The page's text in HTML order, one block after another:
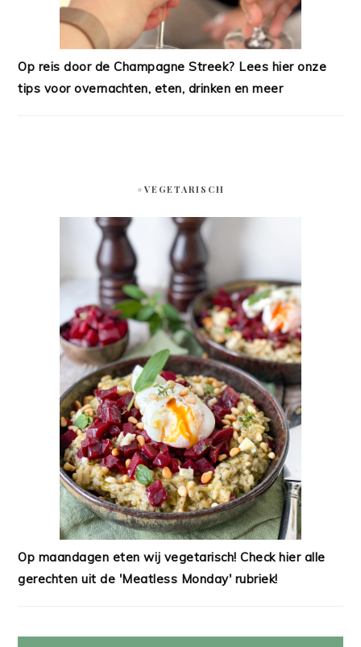
Op reis door de Champagne Streek? Lees hier onze
tips voor overnachten, eten, drinken en meer
#VEGETARISCH
Op maandagen eten wij vegetarisch! Check hier alle
gerechten uit de 'Meatless Monday' rubriek!